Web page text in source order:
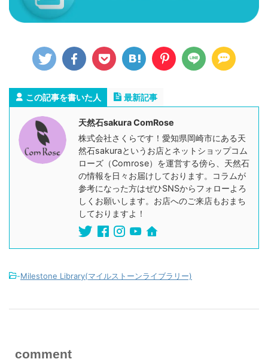
この記事を書いた人 最新記事
天然石sakura ComRose
株式会社さくらです！愛知県岡崎市にある天
然石sakuraというお店とネットショップコム
ローズ（Comrose）を運営する傍ら、天然石
の情報を日々お届けしております。コラムが
参考になった方はぜひSNSからフォローよろ
しくお願いします。お店へのご来店もおまち
しておりますよ！
-Milestone Library(マイルストーンライブラリー)
comment